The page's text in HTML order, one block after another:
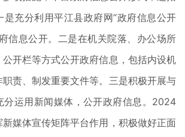
是充分利用平江县政府网“政府信息公开
信息公开。二是在机关院落、办公场所
开栏等方式公开政府信息，包括内设机
责、制发重要文件等。三是积极开展与
分运用新闻媒体，公开政府信息。2024
媒体宣传矩阵平台作用，积极做好正面